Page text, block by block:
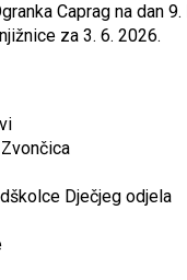
Caprag na dan
za 3. 6. 2026.
Dječjeg odjela